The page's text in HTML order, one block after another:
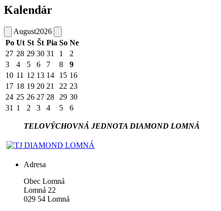
Kalendár
August2026
Po Ut St Št Pia So Ne
27 28 29 30 31 1
2
3
4 5 6 7 8
9
10 11 12 13 14 15 16
17 18 19 20 21 22 23
24 25 26 27 28 29 30
31 1 2 3 4 5 6
TELOVÝCHOVNÁ JEDNOTA DIAMOND LOMNÁ
Adresa
Obec Lomná
Lomná 22
029 54 Lomná